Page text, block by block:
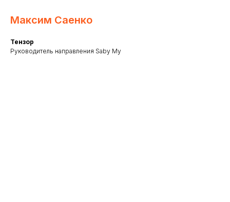
Максим Саенко
Тензор
Руководитель направления Saby My